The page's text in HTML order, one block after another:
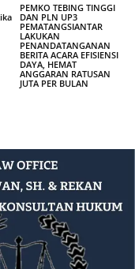
PEMKO TEBING TINGGI
DAN PLN UP3
PEMATANGSIANTAR
LAKUKAN
PENANDATANGANAN
BERITA ACARA EFISIENSI
DAYA, HEMAT
ANGGARAN RATUSAN
JUTA PER BULAN